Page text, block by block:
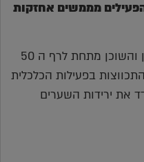
מממשים אחזקות
מדד רכש המנהלים שפורסם בסין והשוכן מתחת לרף ה 50
בפעילות הכלכלית
את ירידות השערים